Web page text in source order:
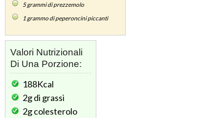
5grammi di prezzemolo
1grammo di peperoncini piccanti
Valori Nutrizionali
Di Una Porzione:
188Kcal
2gdi grassi
2gcolesterolo